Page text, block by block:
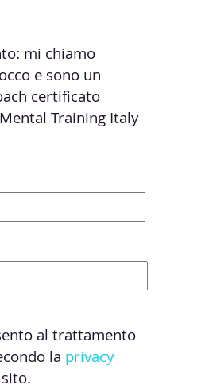
Rocco Mental
mi chiamo
certificato
Training Italy